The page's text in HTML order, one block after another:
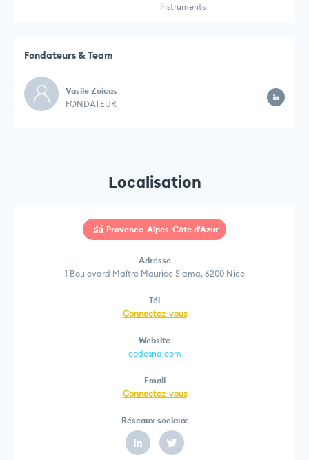
Instruments
Fondateurs & Team
Vasile Zoicas
FONDATEUR
Localisation
Provence-Alpes-Côte d'Azur
Adresse
1 Boulevard Maître Maurice Slama, 6200 Nice
Tél
Connectez-vous
Website
codesna.com
Email
Connectez-vous
Réseaux sociaux